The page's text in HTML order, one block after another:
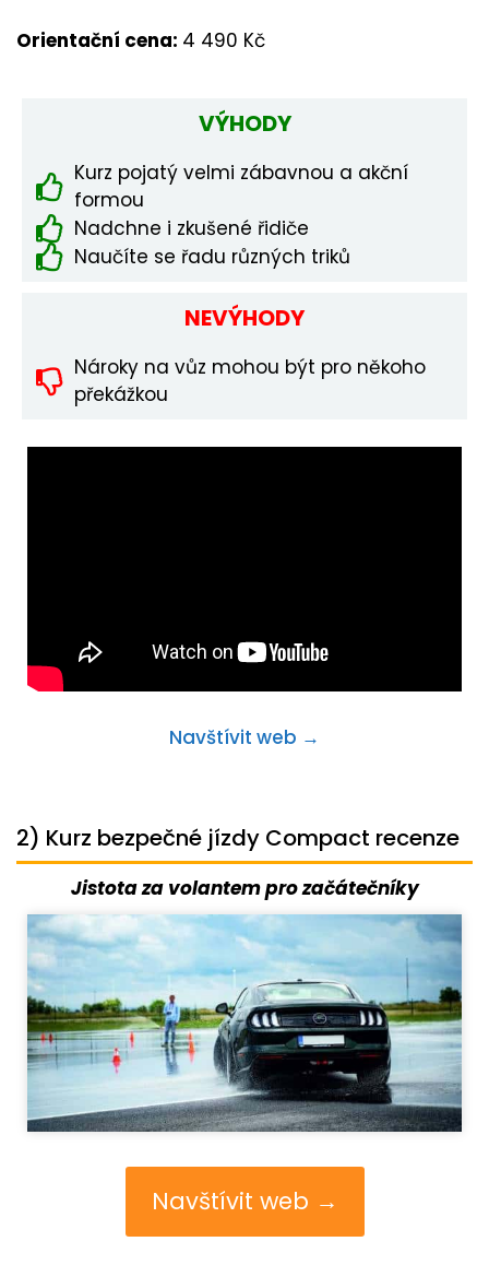
Orientační cena: 4 490 Kč
VÝHODY
Kurz pojatý velmi zábavnou a akční
formou
Nadchne i zkušené řidiče
Naučíte se řadu různých triků
NEVÝHODY
Nároky na vůz mohou být pro někoho
překážkou
Navštívit web →
2) Kurz bezpečné jízdy Compact recenze
Jistota za volantem pro začátečníky
Navštívit web →